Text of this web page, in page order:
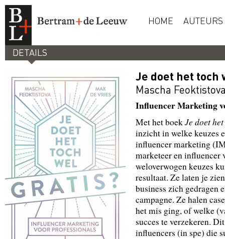
HOME AUTEURS
DETAILS
Je doet het toch
Mascha
Influencer Marketing
Met het boekJe doet
inzicht in welke keuzes
influencer marketing
marketeer en influencer
weloverwogen keuzes
resultaat. Ze laten je
business zich gedragen
campagne. Ze halen
het mis ging, of welke
succes te verzekeren.
influencers (in spe) die